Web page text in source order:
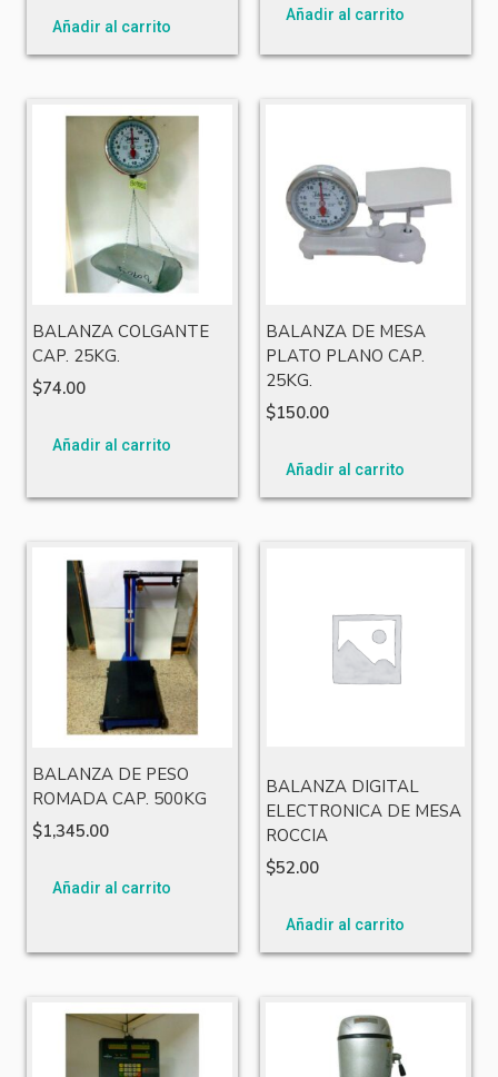
Añadir al carrito
Añadir al carrito
BALANZA COLGANTE
CAP. 25KG.
$74.00
Añadir al carrito
BALANZA DE MESA
PLATO PLANO CAP.
25KG.
$150.00
Añadir al carrito
BALANZA DE PESO
ROMADA CAP. 500KG
$1,345.00
Añadir al carrito
BALANZA DIGITAL
ELECTRONICA DE MESA
ROCCIA
$52.00
Añadir al carrito